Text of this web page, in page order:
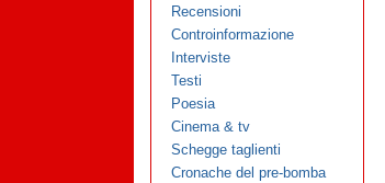
Recensioni
Controinformazione
Interviste
Testi
Poesia
Cinema & tv
Schegge taglienti
Cronache del pre-bomba